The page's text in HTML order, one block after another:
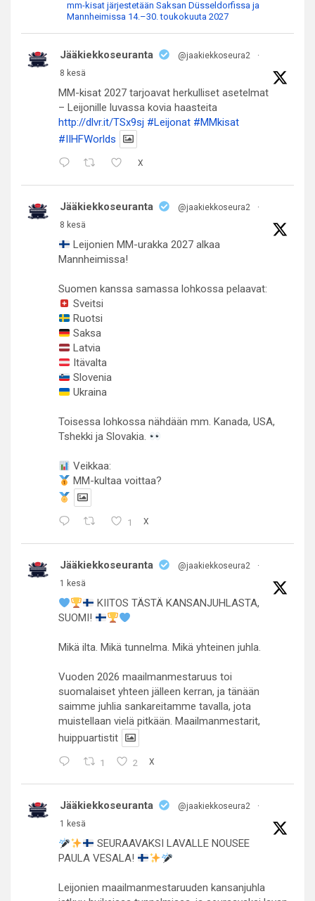
mm-kisat järjestetään Saksan Düsseldorfissa ja
Mannheimissa 14.–30. toukokuuta 2027
Jääkiekkoseuranta @jaakiekkoseura2
·
8 kesä
MM-kisat 2027 tarjoavat herkulliset asetelmat
– Leijonille luvassa kovia haasteita
http://dlvr.it/TSx9sj #Leijonat #MMkisat
#IIHFWorlds
X
Jääkiekkoseuranta @jaakiekkoseura2
·
8 kesä
Leijonien MM-urakka 2027 alkaa
Mannheimissa!
Suomen kanssa samassa lohkossa pelaavat:
Sveitsi
Ruotsi
Saksa
Latvia
Itävalta
Slovenia
Ukraina
Toisessa lohkossa nähdään mm. Kanada, USA,
Tshekki ja Slovakia.
Veikkaa:
MM-kultaa voittaa?
1 X
Jääkiekkoseuranta @jaakiekkoseura2
·
1 kesä
KIITOS TÄSTÄ KANSANJUHLASTA,
SUOMI!
Mikä ilta. Mikä tunnelma. Mikä yhteinen juhla.
Vuoden 2026 maailmanmestaruus toi
suomalaiset yhteen jälleen kerran, ja tänään
saimme juhlia sankareitamme tavalla, jota
muistellaan vielä pitkään. Maailmanmestarit,
huippuartistit
1 2 X
Jääkiekkoseuranta @jaakiekkoseura2
·
1 kesä
SEURAAVAKSI LAVALLE NOUSEE
PAULA VESALA!
Leijonien maailmanmestaruuden kansanjuhla